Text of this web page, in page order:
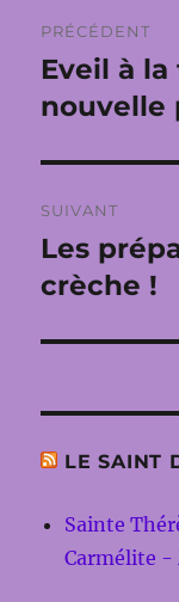
de
l’article
PRÉCÉDENT
Publication
précédente :
Eveil à
nouvelle
SUIVANT
Publication
suivante :
Les
crèche !
LE SAINT
Sainte
Carmélite -